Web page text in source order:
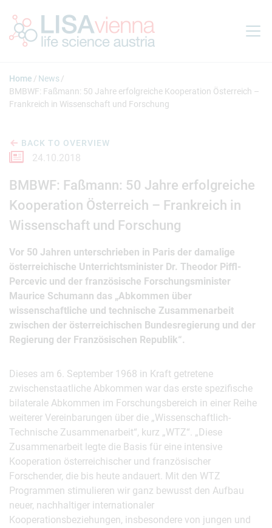
Home
News
BMBWF: Faßmann: 50 Jahre erfolgreiche Kooperation Österreich –
Frankreich in Wissenschaft und Forschung
BACK TO OVERVIEW
24.10.2018
BMBWF: Faßmann: 50 Jahre erfolgreiche
Kooperation Österreich – Frankreich in
Wissenschaft und Forschung
Vor 50 Jahren unterschrieben in Paris der damalige
österreichische Unterrichtsminister Dr. Theodor Piffl-
Percevic und der französische Forschungsminister
Maurice Schumann das „Abkommen über
wissenschaftliche und technische Zusammenarbeit
zwischen der österreichischen Bundesregierung und der
Regierung der Französischen Republik“.
Dieses am 6. September 1968 in Kraft getretene
zwischenstaatliche Abkommen war das erste spezifische
bilaterale Abkommen im Forschungsbereich in einer Reihe
weiterer Vereinbarungen über die „Wissenschaftlich-
Technische Zusammenarbeit“, kurz „WTZ“. „Diese
Zusammenarbeit legte die Basis für eine intensive
Kooperation österreichischer und französischer
Forschender, die bis heute andauert. Mit den WTZ
Programmen stimulieren wir ganz bewusst den Aufbau
neuer, nachhaltiger internationaler
Kooperationsbeziehungen, insbesondere von jungen und